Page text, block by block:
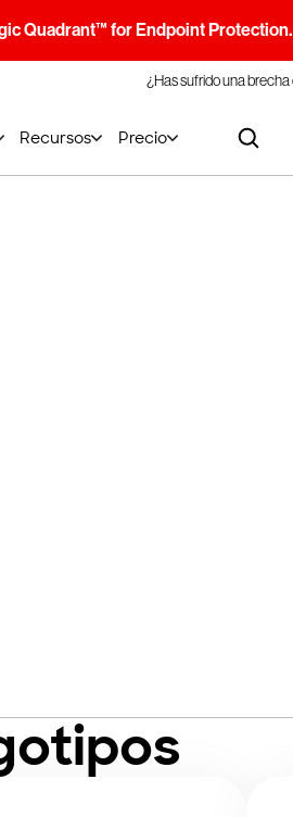
Quadrant™ for Endpoint
¿Has sufrido una
Recursos Precio